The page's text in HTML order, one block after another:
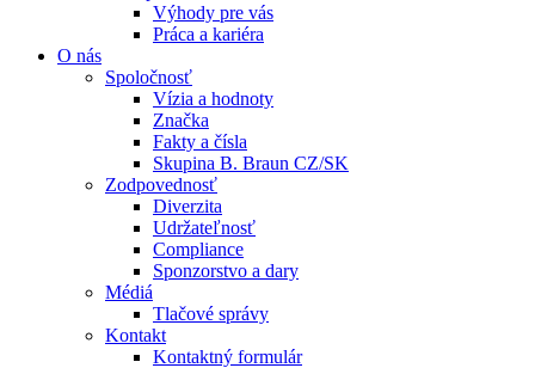
Výhody pre vás
Práca a kariéra
O nás
Spoločnosť
Vízia a hodnoty
Značka
Fakty a čísla
Skupina B. Braun CZ/SK
Zodpovednosť
Diverzita
Udržateľnosť
Compliance
Sponzorstvo a dary
Médiá
Tlačové správy
Kontakt
Kontaktný formulár